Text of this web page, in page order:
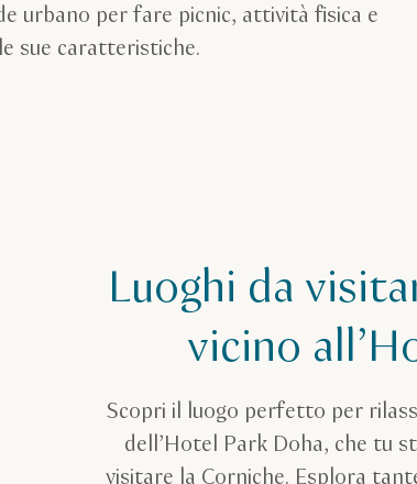
urbano per fare picnic, attività fisica e
sue caratteristiche.
Luoghi da
vicino
Scopri il luogo perfetto per
dell’Hotel Park Doha, che tu
visitare la Corniche. Esplora